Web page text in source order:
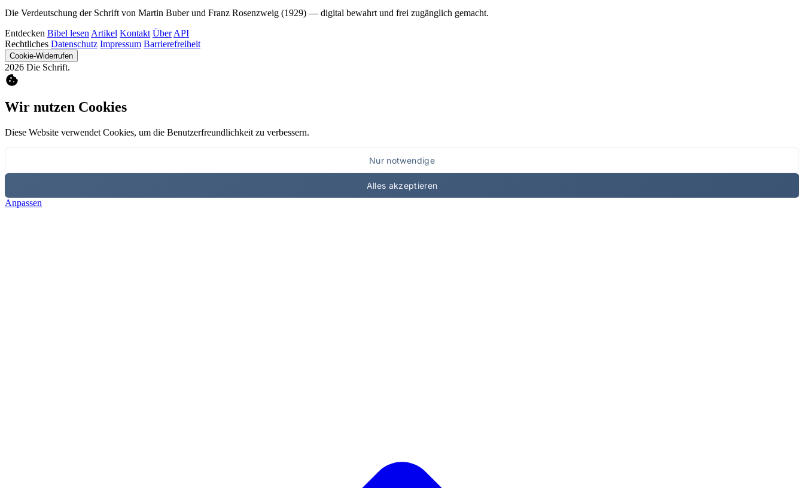
Die Verdeutschung der Schrift von Martin Buber und Franz Rosenzweig (1929) — digital bewahrt und frei zugänglich gemacht.
Entdecken Bibel lesen Artikel Kontakt Über API
Rechtliches Datenschutz Impressum Barrierefreiheit
Cookie-Widerrufen
2026 Die Schrift.
cookie
Wir nutzen Cookies
Diese Website verwendet Cookies, um die Benutzerfreundlichkeit zu verbessern.
Nur notwendige
Alles akzeptieren
Anpassen